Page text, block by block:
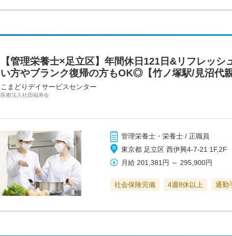
【管理栄養士×足立区】年間休日121日&リフレッ
い方やブランク復帰の方もOK◎【竹ノ塚駅/見沼代
こまどりデイサービスセンター
医療法人社団福寿会
管理栄養士・栄養士 / 正職員
東京都 足立区 西伊興4-7-21 1F,2F
月給 201,381円 ～ 295,900円
社会保険完備 4週8休以上 通勤